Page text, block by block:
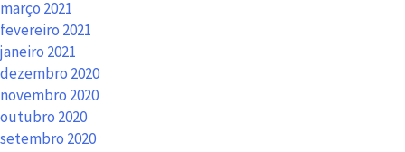
março 2021
fevereiro 2021
janeiro 2021
dezembro 2020
novembro 2020
outubro 2020
setembro 2020